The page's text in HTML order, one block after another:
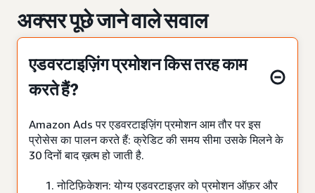
अक्सर पूछे जाने वाले सवाल
एडवरटाइज़िंग प्रमोशन किस तरह काम
करते हैं?
Amazon Ads पर एडवरटाइज़िंग प्रमोशन आम तौर पर इस
प्रोसेस का पालन करते हैं: क्रेडिट की समय सीमा उसके मिलने के
30 दिनों बाद ख़त्म हो जाती है.
नोटिफ़िकेशन: योग्य एडवरटाइज़र को प्रमोशन ऑफ़र और